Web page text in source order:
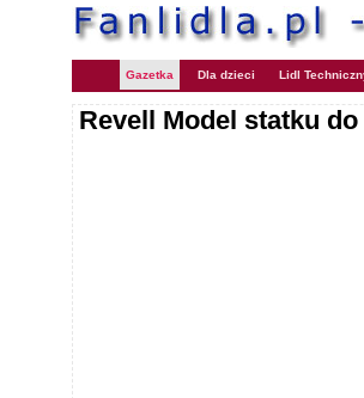
Gazetka Dla dzieci Lidl
Revell Model statku